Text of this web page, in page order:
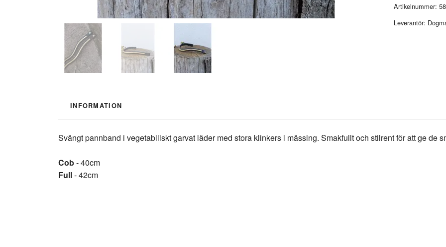
Artikelnummer:
Leverantör:
INFORMATION
Svängt pannband i vegetabiliskt garvat läder med stora klinkers i mässing. Smakfullt och stilrent för att ge de
Cob- 40cm
Full- 42cm